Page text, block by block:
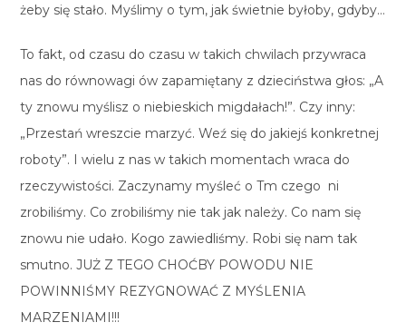
żeby się stało. Myślimy o tym, jak świetnie byłoby, gdyby…
To fakt, od czasu do czasu w takich chwilach przywraca
nas do równowagi ów zapamiętany z dzieciństwa głos: „A
ty znowu myślisz o niebieskich migdałach!”. Czy inny:
„Przestań wreszcie marzyć. Weź się do jakiejś konkretnej
roboty”. I wielu z nas w takich momentach wraca do
rzeczywistości. Zaczynamy myśleć o Tm czego ni
zrobiliśmy. Co zrobiliśmy nie tak jak należy. Co nam się
znowu nie udało. Kogo zawiedliśmy. Robi się nam tak
smutno. JUŻ Z TEGO CHOĆBY POWODU NIE
POWINNIŚMY REZYGNOWAĆ Z MYŚLENIA
MARZENIAMI!!!